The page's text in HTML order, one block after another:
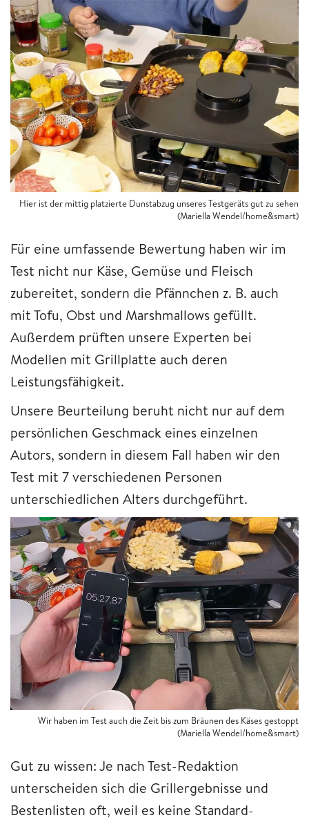
Hier ist der mittig platzierte Dunstabzug unseres Testgeräts gut zu sehen
(Mariella Wendel/home&smart)
Für eine umfassende Bewertung haben wir im
Test nicht nur Käse, Gemüse und Fleisch
zubereitet, sondern die Pfännchen z. B. auch
mit Tofu, Obst und Marshmallows gefüllt.
Außerdem prüften unsere Experten bei
Modellen mit Grillplatte auch deren
Leistungsfähigkeit.
Unsere Beurteilung beruht nicht nur auf dem
persönlichen Geschmack eines einzelnen
Autors, sondern in diesem Fall haben wir den
Test mit 7 verschiedenen Personen
unterschiedlichen Alters durchgeführt.
Wir haben im Test auch die Zeit bis zum Bräunen des Käses gestoppt
(Mariella Wendel/home&smart)
Gut zu wissen: Je nach Test-Redaktion
unterscheiden sich die Grillergebnisse und
Bestenlisten oft, weil es keine Standard-